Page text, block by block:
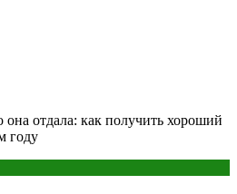
она отдала: как получить хороший
году